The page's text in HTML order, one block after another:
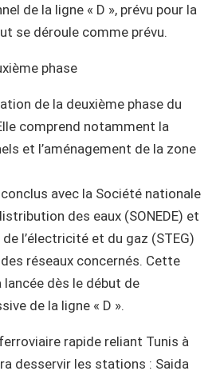
de la ligne « D », prévu pour la
se déroule comme prévu.
phase
de la deuxième phase du
comprend notamment la
et l’aménagement de la zone
avec la Société nationale
des eaux (SONEDE) et
l’électricité et du gaz (STEG)
réseaux concernés. Cette
lancée dès le début de
de la ligne « D ».
rapide reliant Tunis à
desservir les stations : Saida